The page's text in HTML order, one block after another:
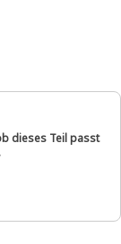
dieses Teil passt